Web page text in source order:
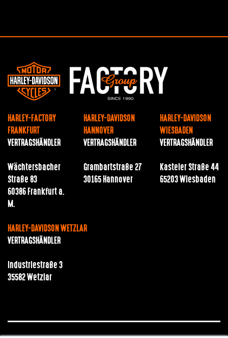
HARLEY-FACTORY
FRANKFURT
VERTRAGSHÄNDLER
Wächtersbacher
Straße 83
60386 Frankfurt a.
M.
HARLEY-DAVIDSON
HANNOVER
VERTRAGSHÄNDLER
Grambartstraße 27
30165 Hannover
HARLEY-DAVIDSON
WIESBADEN
VERTRAGSHÄNDLER
Kasteler Straße 44
65203 Wiesbaden
HARLEY-DAVIDSON WETZLAR
VERTRAGSHÄNDLER
Industriestraße 3
35582 Wetzlar